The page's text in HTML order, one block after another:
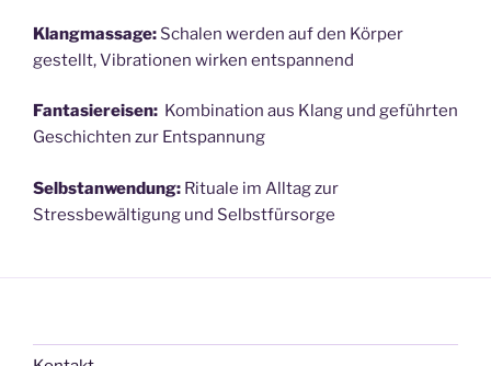
Klangmassage: Schalen werden auf den Körper
gestellt, Vibrationen wirken entspannend
Fantasiereisen: Kombination aus Klang und geführten
Geschichten zur Entspannung
Selbstanwendung: Rituale im Alltag zur
Stressbewältigung und Selbstfürsorge